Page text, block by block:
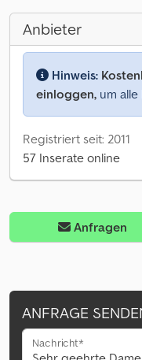
Anbieter
Hinweis:
einloggen, um
Registriert seit: 2011
57 Inserate online
Anfragen
ANFRAGE
Nachricht*